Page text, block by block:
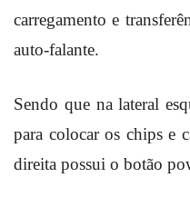
carregamento e
auto-falante.
Sendo que na lateral
para colocar os chips e
direita possui o botão